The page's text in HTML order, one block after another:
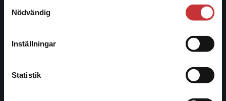
Nödvändig
Inställningar
Statistik
Vi erbjuder inte leveranser utanför Sverige. För
att kunna slutföra ett köp måste
informationstjänster i utbudet, finns Studentlitteratur med
Kontakta oss
Kontakta oss